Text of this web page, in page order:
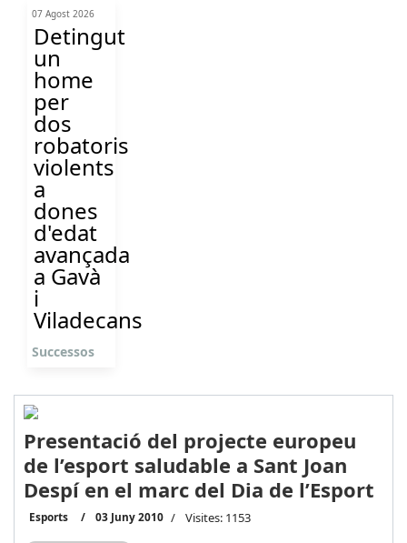
07 Agost 2026
Detingut
un
home
per
dos
robatoris
violents
a
dones
d'edat
avançada
a Gavà
i
Viladecans
Successos
Presentació del projecte europeu
de l’esport saludable a Sant Joan
Despí en el marc del Dia de l’Esport
Esports 03 Juny 2010 Visites: 1153